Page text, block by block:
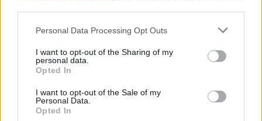
Please note that this website/app uses one or more Google
not limited to your visit or usage behaviour. You may click to
grant or deny consent to Google and its third-party tags to
use your data for below specified purposes in below Google
consent section.
Personal Data Processing Opt Outs
I want to opt-out of the Sharing of my
personal data.
Opted In
I want to opt-out of the Sale of my
Personal Data.
Opted In
EnduroGP mezőnyében
második szabadedzés